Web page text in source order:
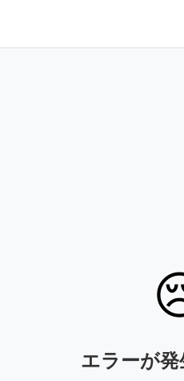
エラーが